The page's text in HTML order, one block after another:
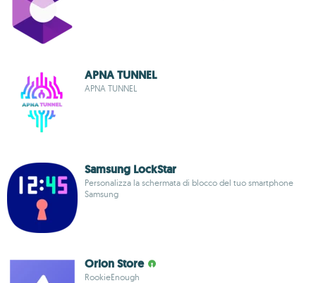
APNA TUNNEL
APNA TUNNEL
Samsung LockStar
Personalizza la schermata di blocco del tuo smartphone
Samsung
Orion Store
RookieEnough